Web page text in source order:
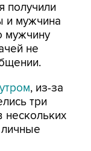
получили
и мужчина
мужчину
не
, из-за
три
нескольких